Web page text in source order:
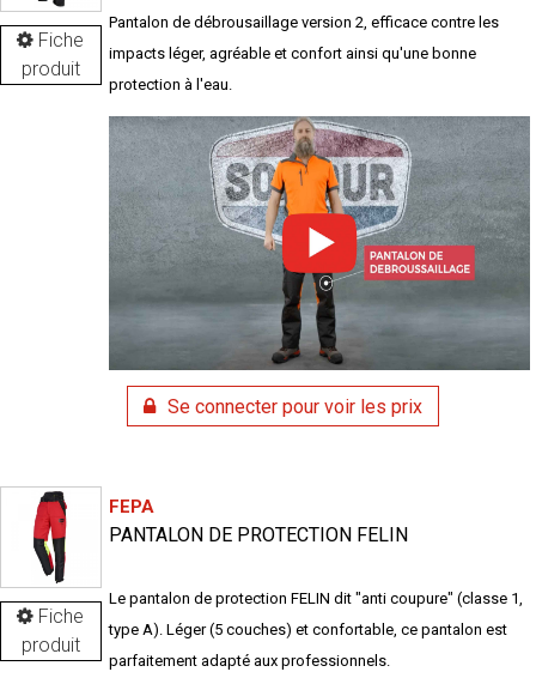
Fiche
produit
Pantalon de débrousaillage version 2, efficace contre les
impacts léger, agréable et confort ainsi qu'une bonne
protection à l'eau.
Se connecter pour voir les prix
Fiche
produit
FEPA
PANTALON DE PROTECTION FELIN
Le pantalon de protection FELIN dit "anti coupure" (classe 1,
type A). Léger (5 couches) et confortable, ce pantalon est
parfaitement adapté aux professionnels.